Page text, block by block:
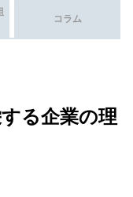
コラム
る企業の理